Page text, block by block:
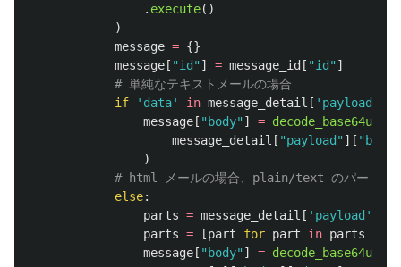
. execute()
)
message = {}
message [ "id " ] = message_id [ "id " ]
if
' data' in message_detail [ ' payload
message [ " body" ] =
message_detail [ "payload " ][ " body
)
else:
parts = message_detail [ ' payload '
parts = [part for part in parts
message [ " body" ] =